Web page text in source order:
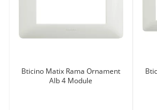
Bticino Matix Rama Ornament
Alb 4 Module